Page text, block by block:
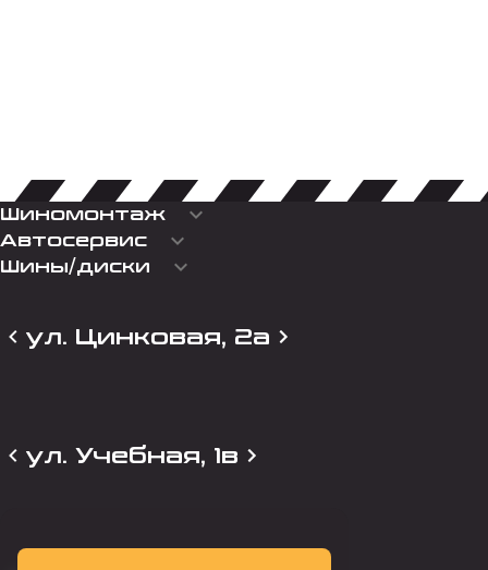
Шиномонтаж keyboard_arrow_down
Автосервис keyboard_arrow_down
Шины/диски keyboard_arrow_down
ул. Цинковая, 2а
ул. Учебная, 1в